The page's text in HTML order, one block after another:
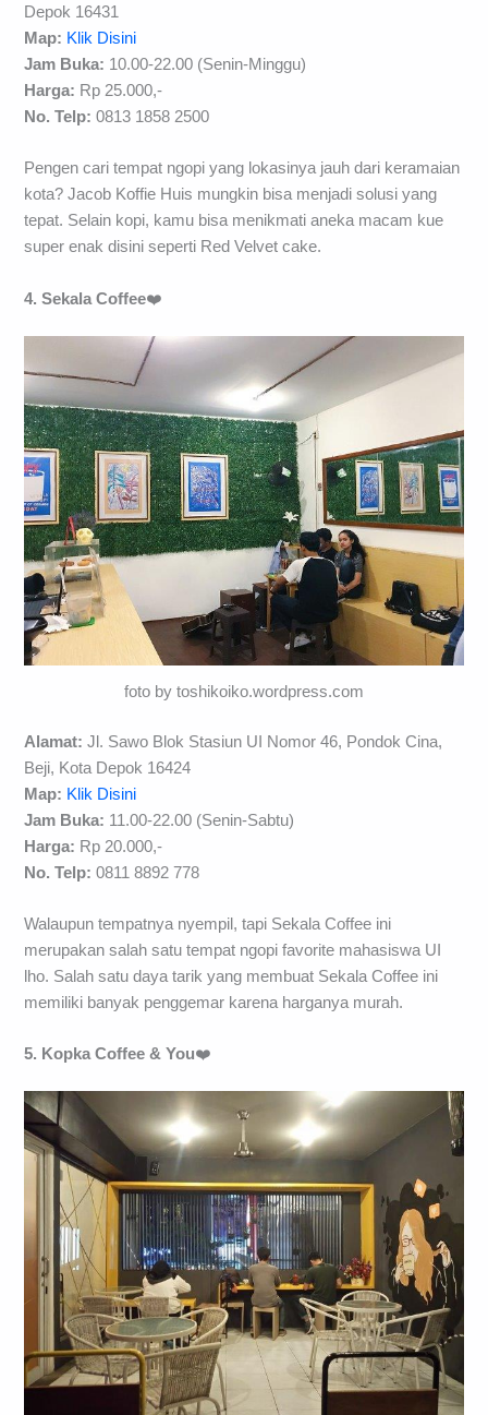
Depok 16431
Map: Klik Disini
Jam Buka: 10.00-22.00 (Senin-Minggu)
Harga: Rp 25.000,-
No. Telp: 0813 1858 2500
Pengen cari tempat ngopi yang lokasinya jauh dari keramaian
kota? Jacob Koffie Huis mungkin bisa menjadi solusi yang
tepat. Selain kopi, kamu bisa menikmati aneka macam kue
super enak disini seperti Red Velvet cake.
4. Sekala Coffee❤️
foto by toshikoiko.wordpress.com
Alamat: Jl. Sawo Blok Stasiun UI Nomor 46, Pondok Cina,
Beji, Kota Depok 16424
Map: Klik Disini
Jam Buka: 11.00-22.00 (Senin-Sabtu)
Harga: Rp 20.000,-
No. Telp: 0811 8892 778
Walaupun tempatnya nyempil, tapi Sekala Coffee ini
merupakan salah satu tempat ngopi favorite mahasiswa UI
lho. Salah satu daya tarik yang membuat Sekala Coffee ini
memiliki banyak penggemar karena harganya murah.
5. Kopka Coffee & You❤️